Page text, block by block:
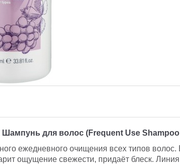
Шампунь для волос (Frequent Use
ежедневного очищения всех типов волос.
ощущение свежести, придаёт блеск.